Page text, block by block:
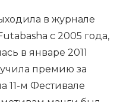
в журнале
с 2005 года,
в январе 2011
премию за
11-м Фестивале